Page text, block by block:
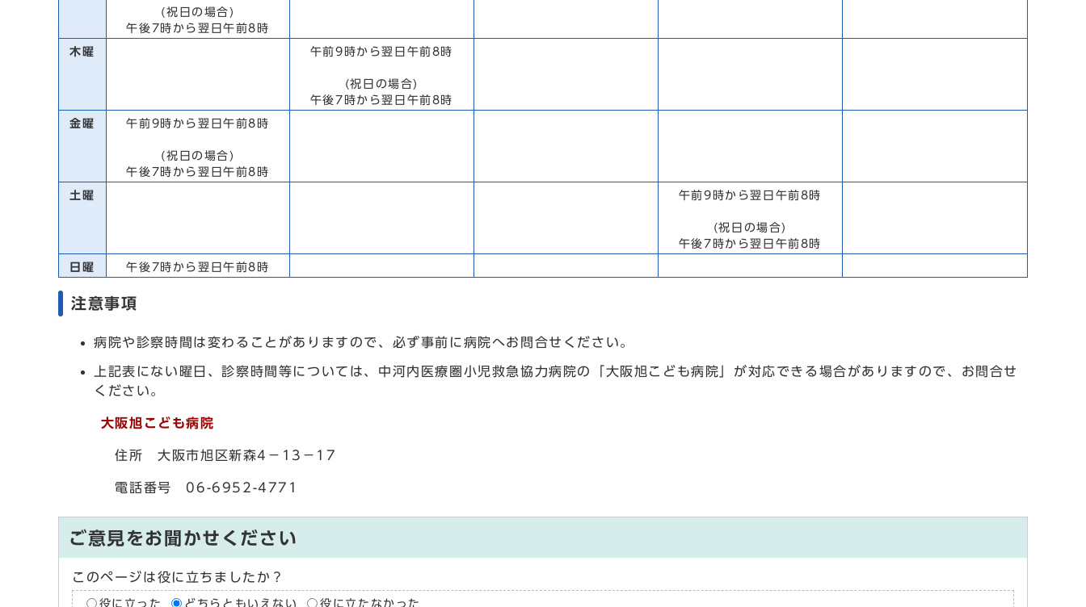
(祝日の場合)
午後7時から翌日午前8時
木曜 午前9時から翌日午前8時
(祝日の場合)
午後7時から翌日午前8時
金曜 午前9時から翌日午前8時
(祝日の場合)
午後7時から翌日午前8時
土曜 午前9時から翌日午前8時
(祝日の場合)
午後7時から翌日午前8時
日曜 午後7時から翌日午前8時
注意事項
病院や診察時間は変わることがありますので、必ず事前に病院へお問合せください。
上記表にない曜日、診察時間等については、中河内医療圏小児救急協力病院の「大阪旭こども病院」が対応できる場合がありますので、お問合せ
ください。
大阪旭こども病院
住所 大阪市旭区新森4－13－17
電話番号 06-6952-4771
ご意見をお聞かせください
このページは役に立ちましたか？
役に立った どちらともいえない 役に立たなかった